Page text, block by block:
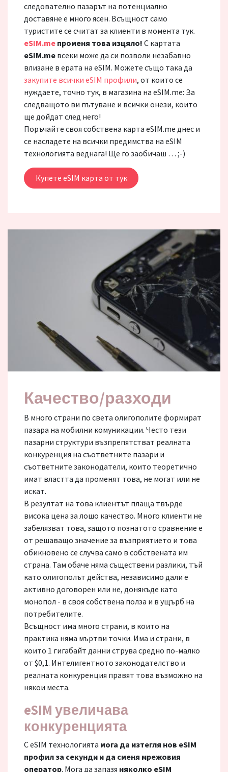
следователно пазарът на потенциално
доставяне е много ясен. Всъщност само
туристите се считат за клиенти в момента тук.
eSIM.me променя това изцяло! С картата
eSIM.me всеки може да си позволи незабавно
влизане в ерата на eSIM. Можете също така да
закупите всички eSIM профили, от които се
нуждаете, точно тук, в магазина на eSIM.me: За
следващото ви пътуване и всички онези, които
ще дойдат след него!
Поръчайте своя собствена карта eSIM.me днес и
се насладете на всички предимства на eSIM
технологията веднага! Ще го заобичаш … ;-)
Купете eSIM карта от тук
Качество/разходи
В много страни по света олигополите формират
пазара на мобилни комуникации. Често тези
пазарни структури възпрепятстват реалната
конкуренция на съответните пазари и
съответните законодатели, които теоретично
имат властта да променят това, не могат или не
искат.
В резултат на това клиентът плаща твърде
висока цена за лошо качество. Много клиенти не
забелязват това, защото познатото сравнение е
от решаващо значение за възприятието и това
обикновено се случва само в собствената им
страна. Там обаче няма съществени разлики, тъй
като олигополът действа, независимо дали е
активно договорен или не, донякъде като
монопол - в своя собствена полза и в ущърб на
потребителите.
Всъщност има много страни, в които на
практика няма мъртви точки. Има и страни, в
които 1 гигабайт данни струва средно по-малко
от $0,1. Интелигентното законодателство и
реалната конкуренция правят това възможно на
някои места.
eSIM увеличава
конкуренцията
С eSIM технологията мога да изтегля нов eSIM
профил за секунди и да сменя мрежовия
оператор. Мога да запазя няколко eSIM